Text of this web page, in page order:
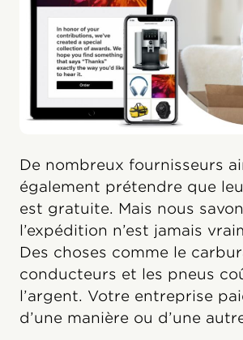
De nombreux fournisseurs
également prétendre que
est gratuite. Mais nous
l’expédition n’est jamais
Des choses comme le
conducteurs et les pneus
l’argent. Votre entreprise
d’une manière ou d’une